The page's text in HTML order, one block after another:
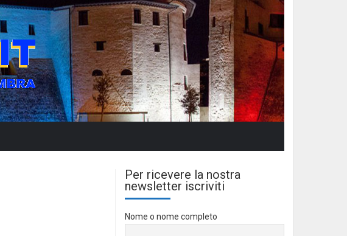
Per ricevere la nostra
newsletter iscriviti
Nome o nome completo